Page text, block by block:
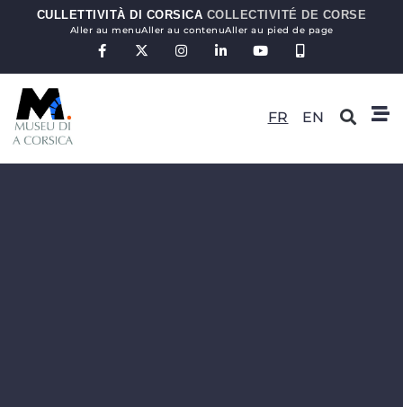
CULLETTIVITÀ DI CORSICA COLLECTIVITÉ DE CORSE
Aller au menuAller au contenuAller au pied de page
FR EN